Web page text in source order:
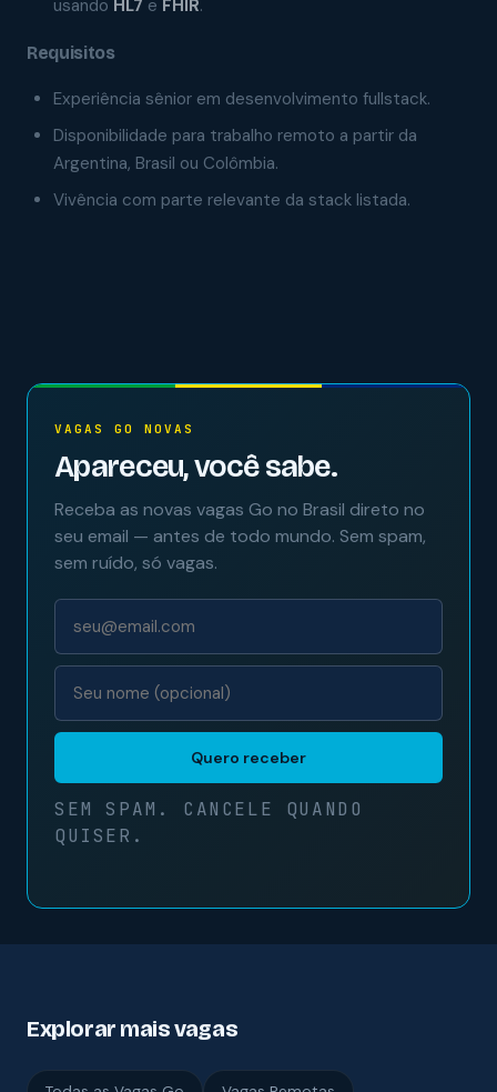
usando HL7 e FHIR.
Requisitos
Experiência sênior em desenvolvimento fullstack.
Disponibilidade para trabalho remoto a partir da
Argentina, Brasil ou Colômbia.
Vivência com parte relevante da stack listada.
VAGAS GO NOVAS
Apareceu, você sabe.
Receba as novas vagas Go no Brasil direto no
seu email — antes de todo mundo. Sem spam,
sem ruído, só vagas.
Quero receber
SEM SPAM. CANCELE QUANDO
QUISER.
Explorar mais vagas